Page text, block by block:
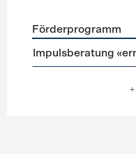
Förderprogramme
Förderprogramm
Impulsberatung